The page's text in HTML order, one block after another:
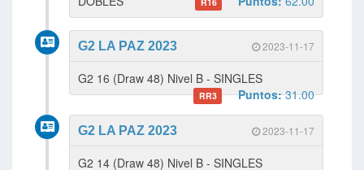
2023-11-17
G2 LA PAZ 2023
G2 16 (Draw 48) Nivel B - SINGLES
RR3 Puntos:31.00
2023-11-17
G2 LA PAZ 2023
G2 14 (Draw 48) Nivel B - SINGLES